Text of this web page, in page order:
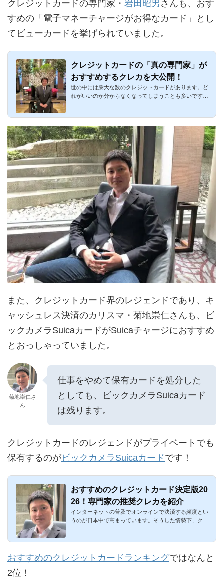
クレジットカードの専門家・ 岩田昭男 さんも、おす
すめの「電子マネーチャージがお得なカード」とし
てビューカードを挙げられていました。
クレジットカードの「真の専門家」が
おすすめするクレカを大公開！
世の中には膨大な数のクレジットカードがあります。ど
れがいいのか分からなくなってしまうことも多いです
また、クレジットカード界のレジェンドであり、キ
ャッシュレス決済のカリスマ・菊地崇仁さんも、ビ
ックカメラSuicaカードがSuicaチャージにおすすめ
とおっしゃっていました。
菊地崇仁さ
ん
仕事をやめて保有カードを処分した
としても、ビックカメラSuicaカード
は残ります。
クレジットカードのレジェンドがプライベートでも
保有するのがビックカメラSuicaカードです！
おすすめのクレジットカード決定版20
26！専門家の推奨クレカを紹介
インターネットの普及でオンラインで決済する頻度とい
うのが日本中で高まっています。そうした情勢下、クレ
おすすめのクレジットカードランキングではなんと
2位！